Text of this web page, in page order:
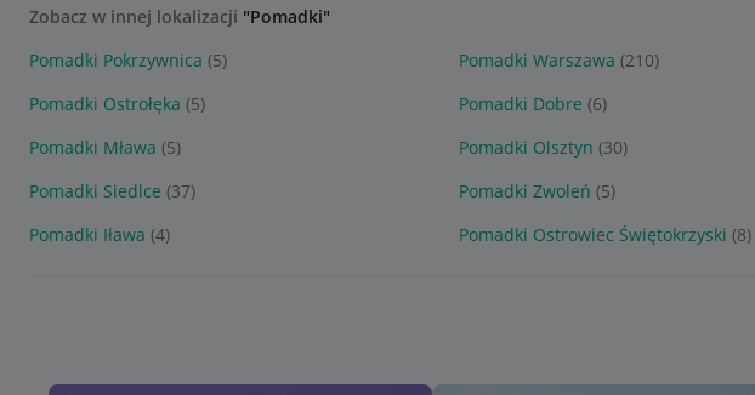
Zobacz w innej lokalizacji "Pomadki"
Pomadki Pokrzywnica (5) Pomadki Warszawa (210)
Pomadki Ostrołęka (5) Pomadki Dobre (6)
Pomadki Mława (5) Pomadki Olsztyn (30)
Pomadki Siedlce (37) Pomadki Zwoleń (5)
Pomadki Iława (4) Pomadki Ostrowiec Świętokrzyski (8)